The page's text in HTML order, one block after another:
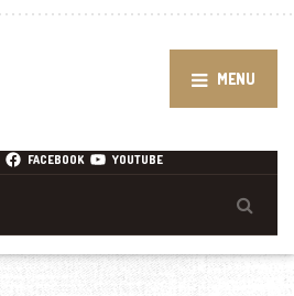
MENU
FACEBOOK YOUTUBE